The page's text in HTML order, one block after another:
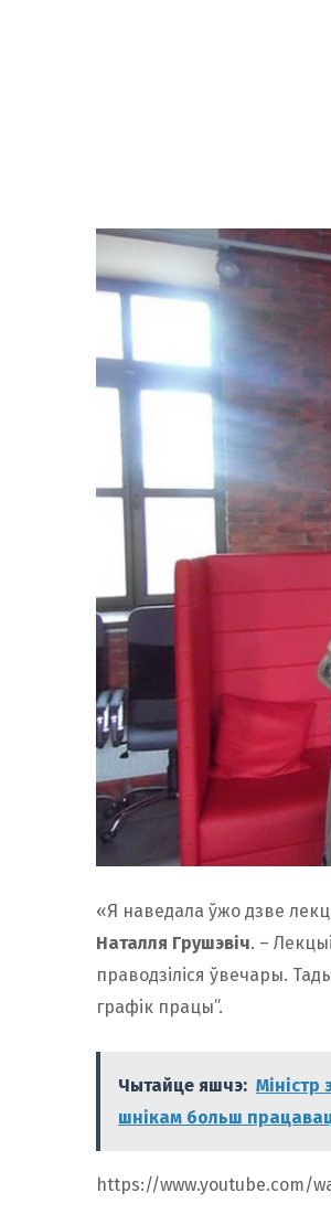
«Я наведала ўжо дзве
Наталля Грушэвіч. –
праводзіліся ўвечары.
графік працы”.
Чытайце яшчэ: Міністр
шнікам больш
https://www.youtube.com/